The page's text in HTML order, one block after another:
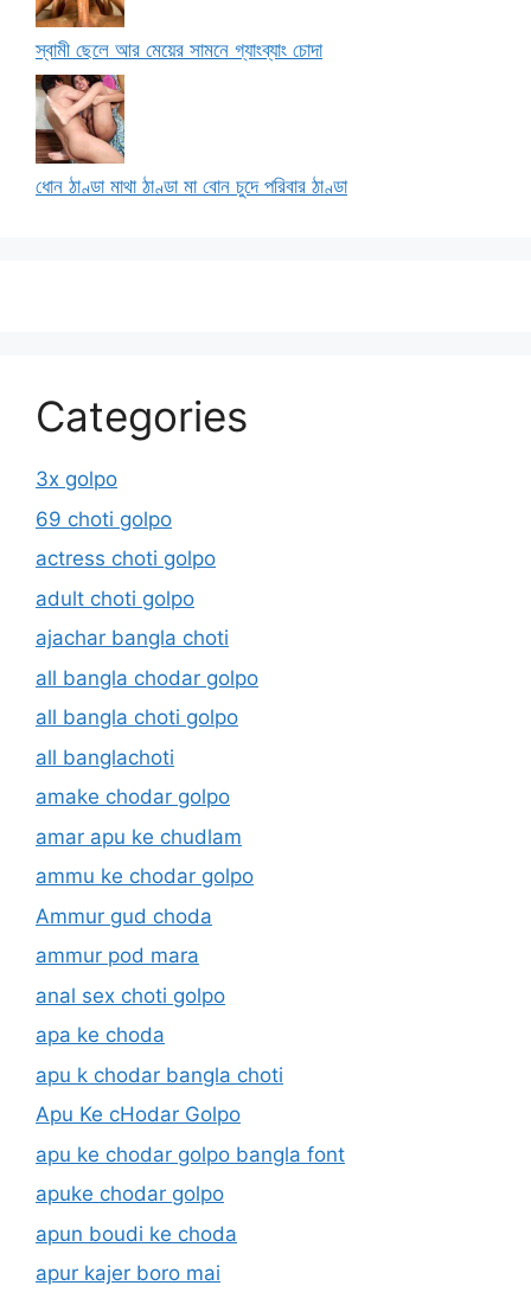
স্বামী ছেলে আর মেয়ের সামনে গ্যাংব্যাং চোদা
ধোন ঠাণ্ডা মাথা ঠাণ্ডা মা বোন চুদে পরিবার ঠাণ্ডা
Categories
3x golpo
69 choti golpo
actress choti golpo
adult choti golpo
ajachar bangla choti
all bangla chodar golpo
all bangla choti golpo
all banglachoti
amake chodar golpo
amar apu ke chudlam
ammu ke chodar golpo
Ammur gud choda
ammur pod mara
anal sex choti golpo
apa ke choda
apu k chodar bangla choti
Apu Ke cHodar Golpo
apu ke chodar golpo bangla font
apuke chodar golpo
apun boudi ke choda
apur kajer boro mai